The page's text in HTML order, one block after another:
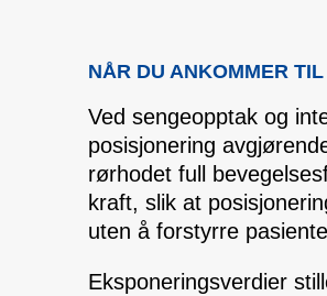
NÅR DU ANKOMMER
Ved sengeopptak og
posisjonering
rørhodet full
kraft, slik at
uten å forstyrre
Eksponeringsverdier